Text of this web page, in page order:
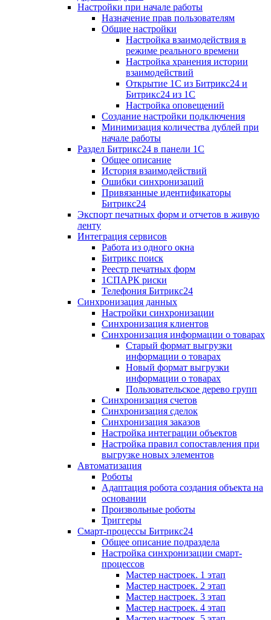
Настройки при начале работы
Назначение прав пользователям
Общие настройки
Настройка взаимодействия в
режиме реального времени
Настройка хранения истории
взаимодействий
Открытие 1С из Битрикс24 и
Битрикс24 из 1С
Настройка оповещений
Создание настройки подключения
Минимизация количества дублей при
начале работы
Раздел Битрикс24 в панели 1С
Общее описание
История взаимодействий
Ошибки синхронизаций
Привязанные идентификаторы
Битрикс24
Экспорт печатных форм и отчетов в живую
ленту
Интеграция сервисов
Работа из одного окна
Битрикс поиск
Реестр печатных форм
1СПАРК риски
Телефония Битрикс24
Синхронизация данных
Настройки синхронизации
Синхронизация клиентов
Синхронизация информации о товарах
Старый формат выгрузки
информации о товарах
Новый формат выгрузки
информации о товарах
Пользовательское дерево групп
Синхронизация счетов
Синхронизация сделок
Синхронизация заказов
Настройка интеграции объектов
Настройка правил сопоставления при
выгрузке новых элементов
Автоматизация
Роботы
Адаптация робота создания объекта на
основании
Произвольные роботы
Триггеры
Смарт-процессы Битрикс24
Общее описание подраздела
Настройка синхронизации смарт-
процессов
Мастер настроек. 1 этап
Мастер настроек. 2 этап
Мастер настроек. 3 этап
Мастер настроек. 4 этап